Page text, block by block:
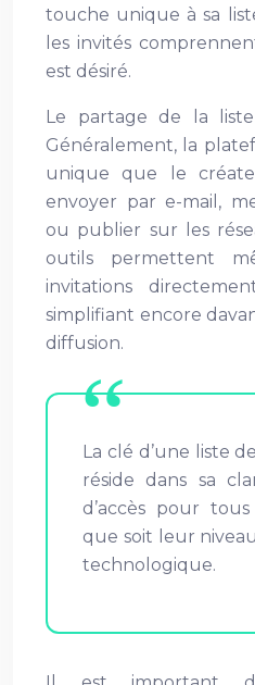
touche unique à sa
les invités
est désiré.
Le partage de la
Généralement, la
unique que le
envoyer par e-mail,
ou publier sur les
outils permettent
invitations
simplifiant encore
diffusion.
La clé d’une liste
réside dans sa
d’accès pour
que soit leur
technologique.